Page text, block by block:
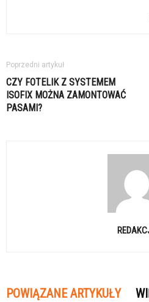
Poprzedni artykuł
CZY FOTELIK Z SYSTEMEM
ISOFIX MOŻNA ZAMONTOWAĆ
PASAMI?
POWIĄZANE ARTYKUŁY